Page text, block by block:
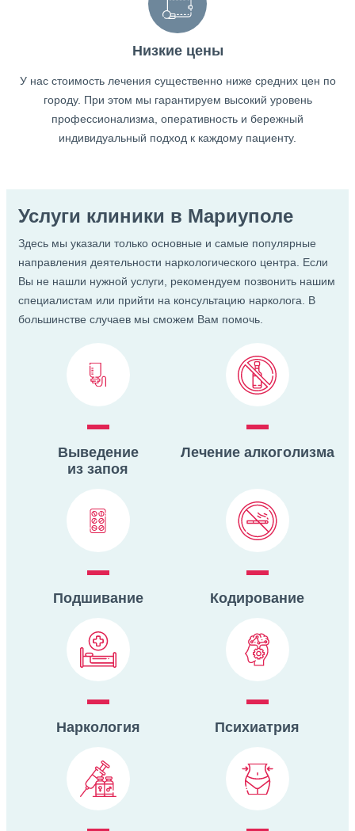
Низкие цены
У нас стоимость лечения существенно ниже средних цен по
городу. При этом мы гарантируем высокий уровень
профессионализма, оперативность и бережный
индивидуальный подход к каждому пациенту.
Услуги клиники в Мариуполе
Здесь мы указали только основные и самые популярные
направления деятельности наркологического центра. Если
Вы не нашли нужной услуги, рекомендуем позвонить нашим
специалистам или прийти на консультацию нарколога. В
большинстве случаев мы сможем Вам помочь.
Выведение
из запоя
Лечение алкоголизма
Подшивание Кодирование
Наркология Психиатрия